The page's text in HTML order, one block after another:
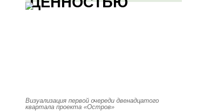
Визуализация первой очереди двенадцатого
квартала проекта «Остров»